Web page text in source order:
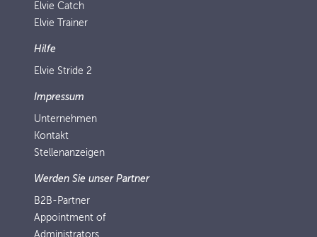
Elvie Catch
Elvie Trainer
Hilfe
Elvie Stride 2
Impressum
Unternehmen
Kontakt
Stellenanzeigen
Werden Sie unser Partner
B2B-Partner
Appointment of
Administrators